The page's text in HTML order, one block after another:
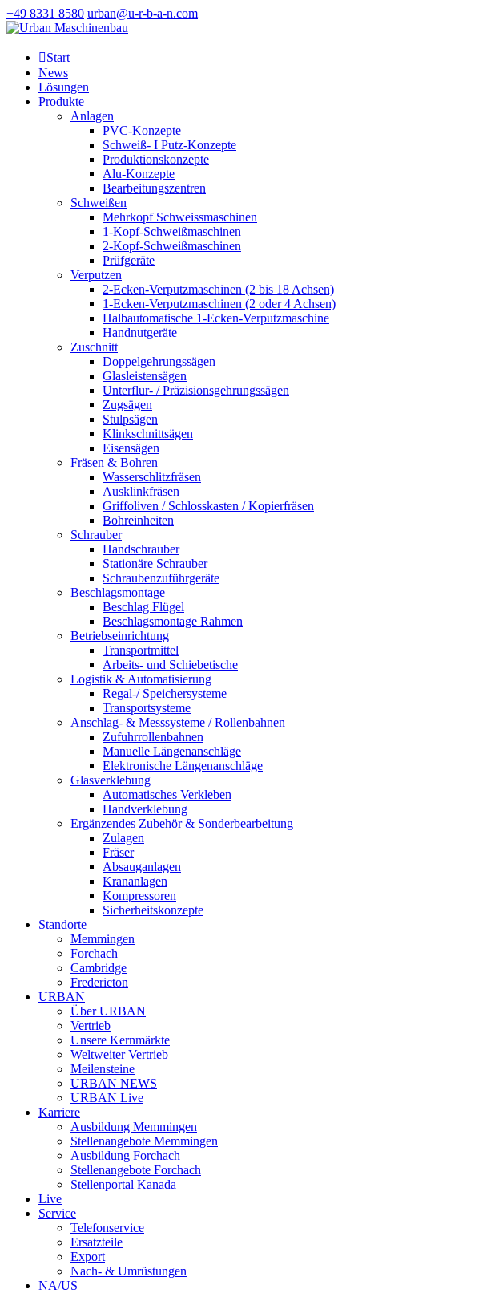
+49 8331 8580 urban@u-r-b-a-n.com
Start
News
Lösungen
Produkte
Anlagen
PVC-Konzepte
Schweiß- I Putz-Konzepte
Produktionskonzepte
Alu-Konzepte
Bearbeitungszentren
Schweißen
Mehrkopf Schweissmaschinen
1-Kopf-Schweißmaschinen
2-Kopf-Schweißmaschinen
Prüfgeräte
Verputzen
2-Ecken-Verputzmaschinen (2 bis 18 Achsen)
1-Ecken-Verputzmaschinen (2 oder 4 Achsen)
Halbautomatische 1-Ecken-Verputzmaschine
Handnutgeräte
Zuschnitt
Doppelgehrungssägen
Glasleistensägen
Unterflur- / Präzisionsgehrungssägen
Zugsägen
Stulpsägen
Klinkschnittsägen
Eisensägen
Fräsen & Bohren
Wasserschlitzfräsen
Ausklinkfräsen
Griffoliven / Schlosskasten / Kopierfräsen
Bohreinheiten
Schrauber
Handschrauber
Stationäre Schrauber
Schraubenzuführgeräte
Beschlagsmontage
Beschlag Flügel
Beschlagsmontage Rahmen
Betriebseinrichtung
Transportmittel
Arbeits- und Schiebetische
Logistik & Automatisierung
Regal-/ Speichersysteme
Transportsysteme
Anschlag- & Messsysteme / Rollenbahnen
Zufuhrrollenbahnen
Manuelle Längenanschläge
Elektronische Längenanschläge
Glasverklebung
Automatisches Verkleben
Handverklebung
Ergänzendes Zubehör & Sonderbearbeitung
Zulagen
Fräser
Absauganlagen
Krananlagen
Kompressoren
Sicherheitskonzepte
Standorte
Memmingen
Forchach
Cambridge
Fredericton
URBAN
Über URBAN
Vertrieb
Unsere Kernmärkte
Weltweiter Vertrieb
Meilensteine
URBAN NEWS
URBAN Live
Karriere
Ausbildung Memmingen
Stellenangebote Memmingen
Ausbildung Forchach
Stellenangebote Forchach
Stellenportal Kanada
Live
Service
Telefonservice
Ersatzteile
Export
Nach- & Umrüstungen
NA/US